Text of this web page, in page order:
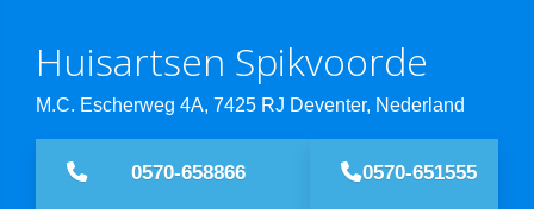
Huisartsen Spikvoorde
M.C. Escherweg 4A, 7425 RJ Deventer, Nederland
0570-658866 0570-651555